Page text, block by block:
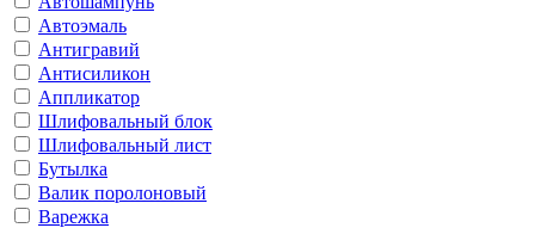
Автоэмаль
Антигравий
Антисиликон
Аппликатор
Шлифовальный блок
Шлифовальный лист
Бутылка
Валик поролоновый
Варежка